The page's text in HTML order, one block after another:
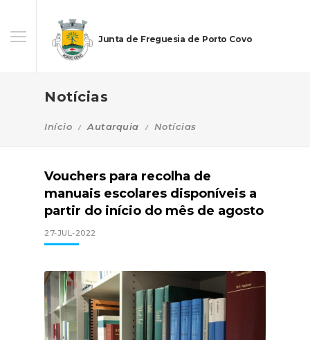
Junta de Freguesia de Porto Covo
Notícias
Início Autarquia Notícias
Vouchers para recolha de
manuais escolares disponíveis a
partir do início do mês de agosto
27-JUL-2022